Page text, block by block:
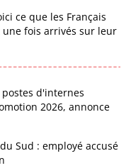
ce que les Français
fois arrivés sur leur
d'internes
2026, annonce
Sud : employé accusé